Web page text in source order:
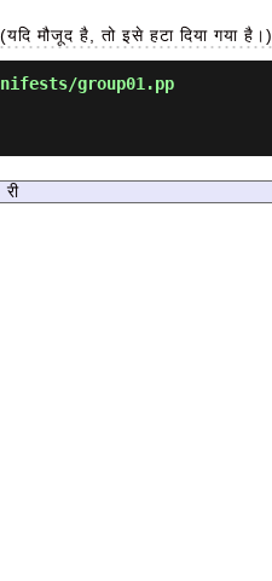
मौजूद है, तो इसे हटा दिया गया है।)
group01.pp